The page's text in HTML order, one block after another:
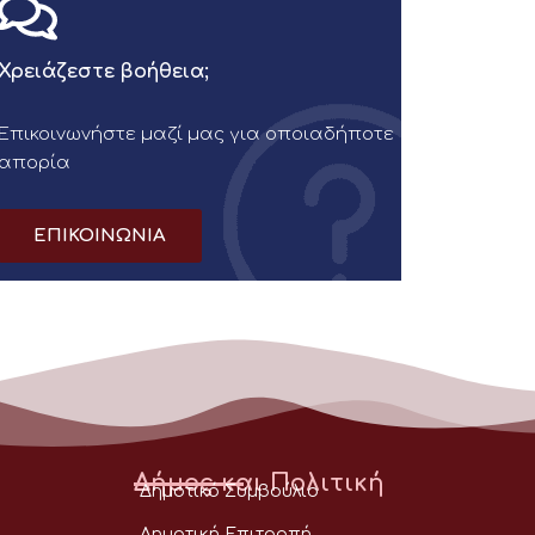
Χρειάζεστε βοήθεια;
Επικοινωνήστε μαζί μας για οποιαδήποτε
απορία
ΕΠΙΚΟΙΝΩΝΙΑ
Δήμος και Πολιτική
Δημοτικό Συμβούλιο